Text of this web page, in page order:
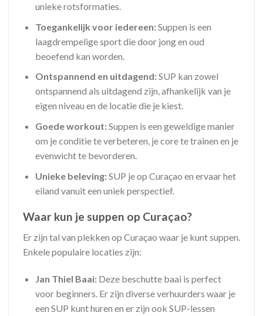
unieke rotsformaties.
Toegankelijk voor iedereen:Suppen is een
laagdrempelige sport die door jong en oud
beoefend kan worden.
Ontspannend en uitdagend:SUP kan zowel
ontspannend als uitdagend zijn, afhankelijk van je
eigen niveau en de locatie die je kiest.
Goede workout:Suppen is een geweldige manier
om je conditie te verbeteren, je core te trainen en je
evenwicht te bevorderen.
Unieke beleving:SUP je op Curaçao en ervaar het
eiland vanuit een uniek perspectief.
Waar kun je suppen op Curaçao?
Er zijn tal van plekken op Curaçao waar je kunt suppen.
Enkele populaire locaties zijn:
Jan Thiel Baai:Deze beschutte baai is perfect
voor beginners. Er zijn diverse verhuurders waar je
een SUP kunt huren en er zijn ook SUP-lessen